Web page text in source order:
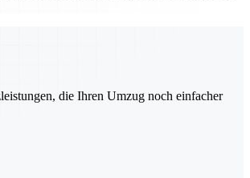
die Ihren Umzug noch einfacher